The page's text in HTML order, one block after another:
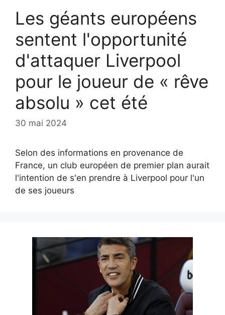
Les géants européens
sentent l'opportunité
d'attaquer Liverpool
pour le joueur de « rêve
absolu » cet été
30 mai 2024
Selon des informations en provenance de
France, un club européen de premier plan aurait
l'intention de s'en prendre à Liverpool pour l'un
de ses joueurs